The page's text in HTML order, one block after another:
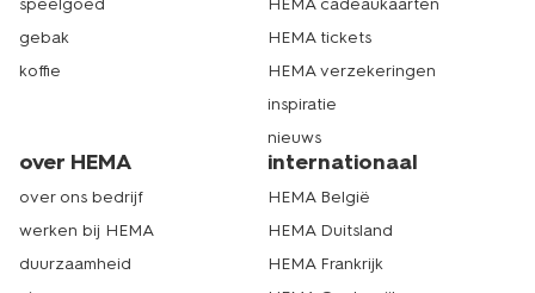
speelgoed
gebak
koffie
HEMA cadeaukaarten
HEMA tickets
HEMA verzekeringen
inspiratie
nieuws
over HEMA
over ons bedrijf
werken bij HEMA
duurzaamheid
internationaal
HEMA België
HEMA Duitsland
HEMA Frankrijk